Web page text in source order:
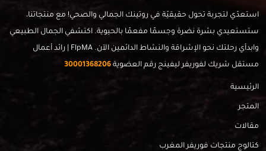
استعدّي لتجربة تحول حقيقيّة في روتينك الجمالي والصحي! مع منتجاتنا،
ستستعيدي بشرة نضرة وجسمًا مفعمًا بالحيوية. اكتشفي الجمال الطبيعي
وابدأي رحلتك نحو الإشراقة والنشاط الدائمين الآن. FlpMA | رائد أعمال
مستقل شريك لفوريفر ليفينج رقم العضوية 30001368206
الرئيسية
المتجر
مقالات
كتالوج منتجات فوريفر المغرب